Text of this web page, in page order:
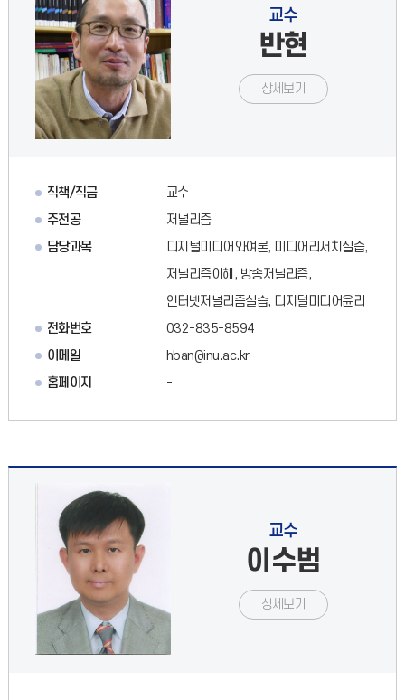
교수
반현
상세보기
직책/직급
교수
주전공
저널리즘
담당과목
디지털미디어와여론, 미디어리서치실습,
저널리즘이해, 방송저널리즘,
인터넷저널리즘실습, 디지털미디어윤리
전화번호
032-835-8594
이메일
hban@inu.ac.kr
홈페이지
-
교수
이수범
상세보기